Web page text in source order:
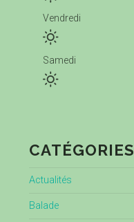
Vendredi
Samedi
CATÉGORIES
Actualités
Balade